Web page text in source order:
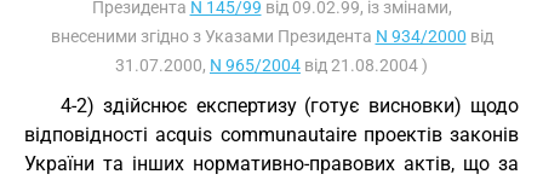
Президента N 145/99 від 09.02.99, із змінами,
внесеними згідно з Указами Президента N 934/2000 від
31.07.2000, N 965/2004 від 21.08.2004 )
4-2) здійснює експертизу (готує висновки) щодо
відповідності acquis communautaire проектів законів
України та інших нормативно-правових актів, що за